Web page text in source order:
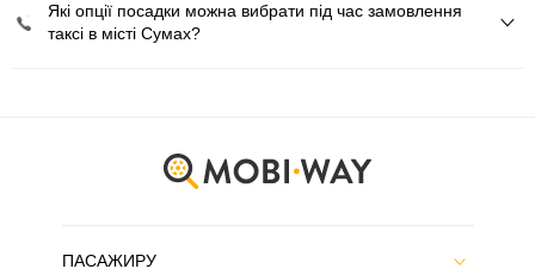
Які опції посадки можна вибрати під час замовлення
таксі в місті Сумах?
ПАСАЖИРУ